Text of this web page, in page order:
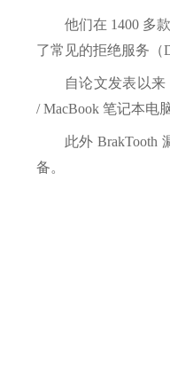
他们在 1400 多
了常见的拒绝服务（
自论文发表以
/ MacBook 笔记本电
此外 BrakTooth
备。